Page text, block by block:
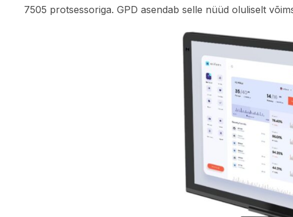
7505 protsessoriga. GPD asendab selle nüüd oluliselt